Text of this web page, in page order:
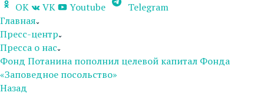
OK
VK Youtube
Telegram
Главная
Пресс-центр
Пресса о нас
Фонд Потанина пополнил целевой капитал Фонда
«Заповедное посольство»
Назад